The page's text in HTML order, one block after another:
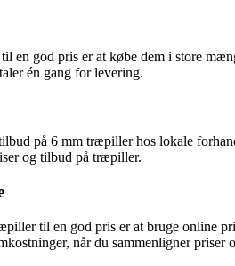
en god pris er at købe dem i store
én gang for levering.
på 6 mm træpiller hos lokale
og tilbud på træpiller.
til en god pris er at bruge online
når du sammenligner priser